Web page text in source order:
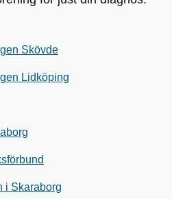
Skövde
Lidköping
i Skaraborg